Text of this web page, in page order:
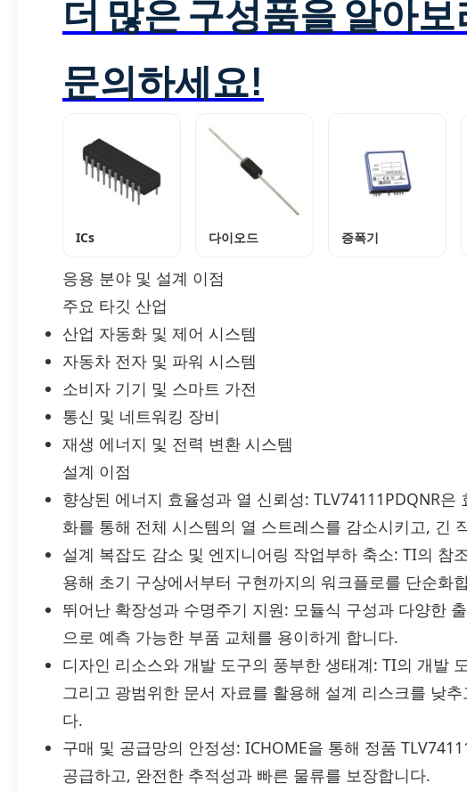
더 많은 구성품을 알아
문의하세요!
ICs 다이오드 증폭기
응용 분야 및 설계 이점
주요 타깃 산업
산업 자동화 및 제어 시스템
자동차 전자 및 파워 시스템
소비자 기기 및 스마트 가전
통신 및 네트워킹 장비
재생 에너지 및 전력 변환 시스템
설계 이점
향상된 에너지 효율성과 열 신뢰성: TLV74111PDQNR
화를 통해 전체 시스템의 열 스트레스를 감소시키고, 긴
설계 복잡도 감소 및 엔지니어링 작업부하 축소: TI의 참
용해 초기 구상에서부터 구현까지의 워크플로를 단순화
뛰어난 확장성과 수명주기 지원: 모듈식 구성과 다양한
으로 예측 가능한 부품 교체를 용이하게 합니다.
디자인 리소스와 개발 도구의 풍부한 생태계: TI의 개발
그리고 광범위한 문서 자료를 활용해 설계 리스크를 낮
다.
구매 및 공급망의 안정성: ICHOME을 통해 정품
공급하고, 완전한 추적성과 빠른 물류를 보장합니다.